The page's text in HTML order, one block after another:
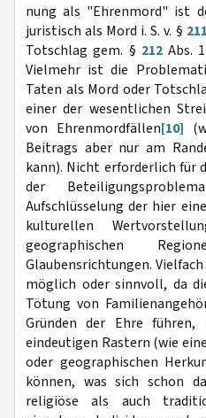
nung als "Ehrenmord" ist
juristisch als Mord i. S. v. § 211
Totschlag gem. § 212Abs.
Vielmehr ist die
Taten als Mord oder
einer der wesentlichen
von Ehrenmordfällen[10]
Beitrags aber nur am
kann). Nicht erforderlich für
der
Aufschlüsselung der hier
kulturellen
geographischen
Glaubensrichtungen.
möglich oder sinnvoll, da
Tötung von
Gründen der Ehre führen,
eindeutigen Rastern (wie
oder geographischen
können, was sich schon
religiöse als auch